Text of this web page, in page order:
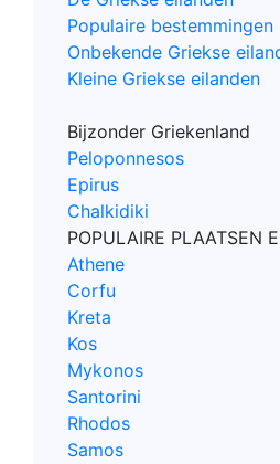
Populaire bestemmingen
Onbekende Griekse
Kleine Griekse eilanden
Bijzonder Griekenland
Peloponnesos
Epirus
Chalkidiki
POPULAIRE PLAATSEN
Athene
Corfu
Kreta
Kos
Mykonos
Santorini
Rhodos
Samos